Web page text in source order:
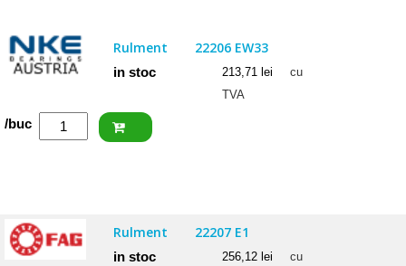
Rulment 22206 EW33
in stoc 213,71 lei
cu
TVA
Cantitate
/buc
Rulment 22207 E1
in stoc 256,12 lei
cu